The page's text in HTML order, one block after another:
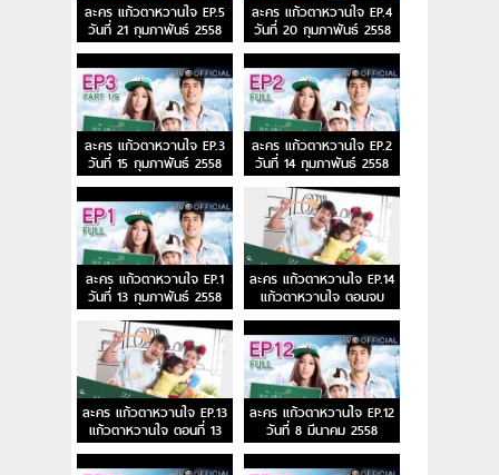
ละคร แก้วตาหวานใจ EP.5
วันที่ 21 กุมภาพันธ์ 2558
ละคร แก้วตาหวานใจ EP.4
วันที่ 20 กุมภาพันธ์ 2558
ละคร แก้วตาหวานใจ EP.3
วันที่ 15 กุมภาพันธ์ 2558
ละคร แก้วตาหวานใจ EP.2
วันที่ 14 กุมภาพันธ์ 2558
ละคร แก้วตาหวานใจ EP.1
วันที่ 13 กุมภาพันธ์ 2558
ละคร แก้วตาหวานใจ EP.14
แก้วตาหวานใจ ตอนจบ
ละคร แก้วตาหวานใจ EP.13
แก้วตาหวานใจ ตอนที่ 13
ละคร แก้วตาหวานใจ EP.12
วันที่ 8 มีนาคม 2558